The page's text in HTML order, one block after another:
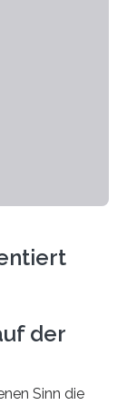
der
Sinn die